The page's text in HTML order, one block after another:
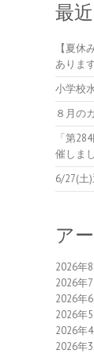
最
【夏休
ありま
小学校
８月の
「第
催しま
6/27(土
ア
2026年8
2026年7
2026年6
2026年5
2026年4
2026年3